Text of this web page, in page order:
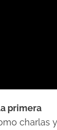
primera
charlas